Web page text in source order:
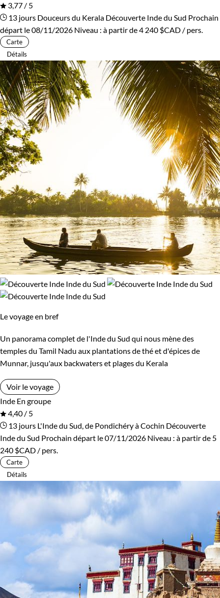
3,77 / 5
13 jours Douceurs du Kerala Découverte Inde du Sud Prochain
départ le 08/11/2026 Niveau : à partir de4 240 $CAD / pers.
Carte
Détails
Le voyage en bref
Un panorama complet de l'Inde du Sud qui nous mène des
temples du Tamil Nadu aux plantations de thé et d'épices de
Munnar, jusqu'aux backwaters et plages du Kerala
Voir le voyage
Inde En groupe
4,40 / 5
13 jours L'Inde du Sud, de Pondichéry à Cochin Découverte
Inde du Sud Prochain départ le 07/11/2026 Niveau : à partir de 5
240 $CAD / pers.
Carte
Détails